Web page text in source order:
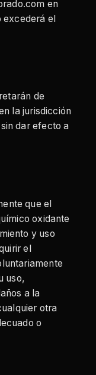
en
excederá el
de
la jurisdicción
dar efecto a
que el
oxidante
y uso
el
uso,
a la
otra
o